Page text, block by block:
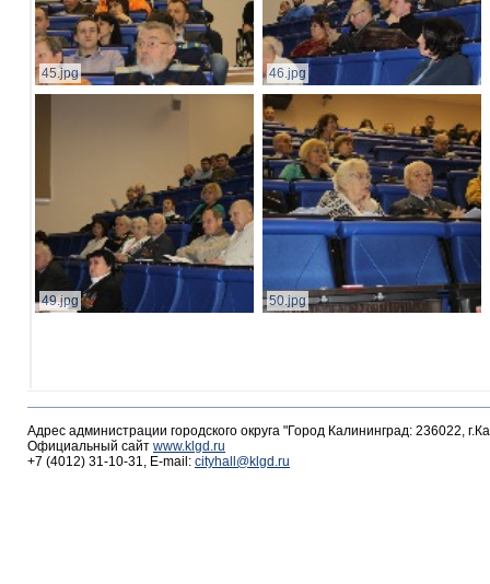
45.jpg 46.jpg
49.jpg 50.jpg
Адрес администрации городского округа "Город Калининград: 236022,
Официальный сайт www.klgd.ru
+7 (4012) 31-10-31, E-mail: cityhall@klgd.ru